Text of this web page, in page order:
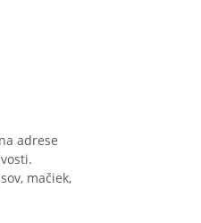
adrese
mačiek,